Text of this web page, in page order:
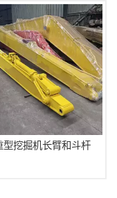
型挖掘机长臂和斗杆